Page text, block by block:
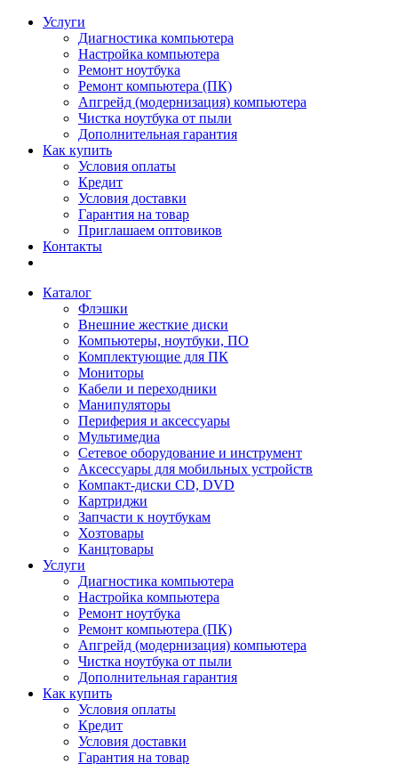
Услуги
Диагностика компьютера
Настройка компьютера
Ремонт ноутбука
Ремонт компьютера (ПК)
Апгрейд (модернизация) компьютера
Чистка ноутбука от пыли
Дополнительная гарантия
Как купить
Условия оплаты
Кредит
Условия доставки
Гарантия на товар
Приглашаем оптовиков
Контакты
Каталог
Флэшки
Внешние жесткие диски
Компьютеры, ноутбуки, ПО
Комплектующие для ПК
Мониторы
Кабели и переходники
Манипуляторы
Периферия и аксессуары
Мультимедиа
Сетевое оборудование и инструмент
Аксессуары для мобильных устройств
Компакт-диски CD, DVD
Картриджи
Запчасти к ноутбукам
Хозтовары
Канцтовары
Услуги
Диагностика компьютера
Настройка компьютера
Ремонт ноутбука
Ремонт компьютера (ПК)
Апгрейд (модернизация) компьютера
Чистка ноутбука от пыли
Дополнительная гарантия
Как купить
Условия оплаты
Кредит
Условия доставки
Гарантия на товар